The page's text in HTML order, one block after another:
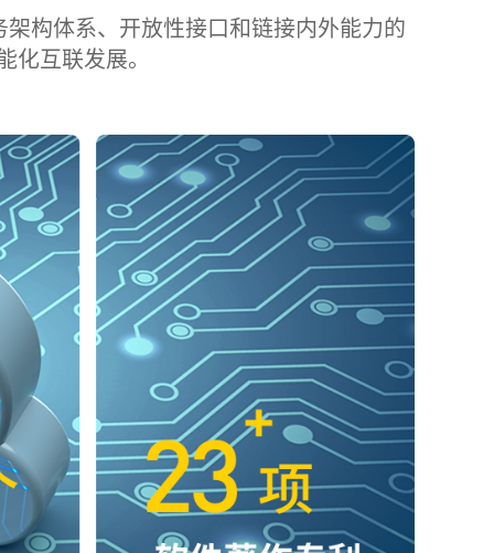
架构体系、开放性接口和链接内外能力的
化互联发展。